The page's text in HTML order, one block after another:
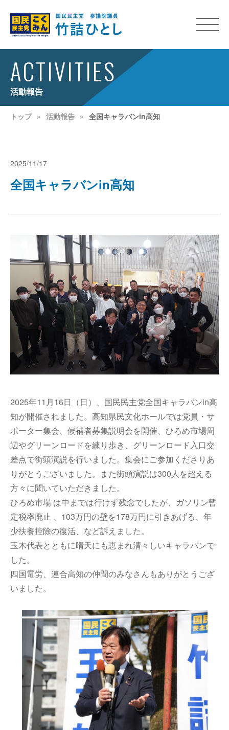
ACTIVITIES
活動報告
トップ 活動報告 全国キャラバンin高知
2025/11/17
全国キャラバンin高知
2025年11月16日（日）、国民民主党全国キャラバンin高
知が開催されました。高知県民文化ホールでは党員・サ
ポーター集会、候補者募集説明会を開催、ひろめ市場周
辺やグリーンロードを練り歩き、グリーンロード入口交
差点で街頭演説を行いました。集会にご参加くださりあ
りがとうございました。また街頭演説は300人を超える
方々に聞いていただきました。
ひろめ市場 は中までは行けず残念でしたが、ガソリン暫
定税率廃止 、103万円の壁を178万円に引きあげる、年
少扶養控除の復活、など訴えました。
玉木代表とともに晴天にも恵まれ清々しいキャラバンで
した。
四国電労、連合高知の仲間のみなさんもありがとうござ
いました。